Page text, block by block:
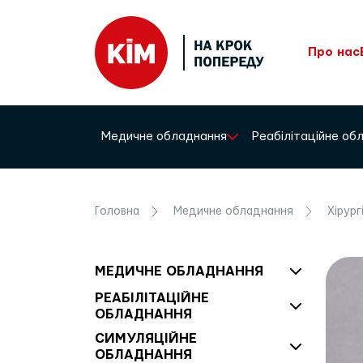
Про нас
Медичне обладнання Реабілітаційне
Головна Медичне обладнання
МЕДИЧНЕ ОБЛАДНАННЯ
РЕАБІЛІТАЦІЙНЕ
ОБЛАДНАННЯ
СИМУЛЯЦІЙНЕ
ОБЛАДНАННЯ